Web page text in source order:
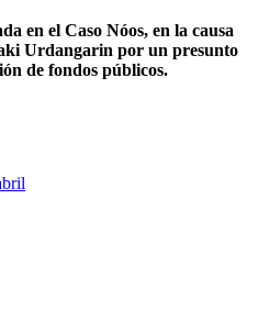
en el Caso Nóos, en la causa
Urdangarin por un presunto
de fondos públicos.